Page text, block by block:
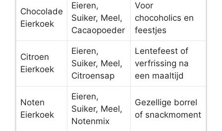
Chocolade
Eierkoek
Eieren,
Suiker, Meel,
Cacaopoeder
Voor
chocoholics en
feestjes
Citroen
Eierkoek
Eieren,
Suiker, Meel,
Citroensap
Lentefeest of
verfrissing na
een maaltijd
Noten
Eierkoek
Eieren,
Suiker, Meel,
Notenmix
Gezellige borrel
of snackmoment